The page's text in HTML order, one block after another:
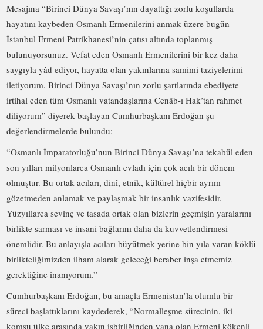
Mesajına “Birinci Dünya Savaşı’nın dayattığı zorlu koşullarda
hayatını kaybeden Osmanlı Ermenilerini anmak üzere bugün
İstanbul Ermeni Patrikhanesi’nin çatısı altında toplanmış
bulunuyorsunuz. Vefat eden Osmanlı Ermenilerini bir kez daha
saygıyla yâd ediyor, hayatta olan yakınlarına samimi taziyelerimi
iletiyorum. Birinci Dünya Savaşı’nın zorlu şartlarında ebediyete
irtihal eden tüm Osmanlı vatandaşlarına Cenâb-ı Hak’tan rahmet
diliyorum” diyerek başlayan Cumhurbaşkanı Erdoğan şu
değerlendirmelerde bulundu:
“Osmanlı İmparatorluğu’nun Birinci Dünya Savaşı’na tekabül eden
son yılları milyonlarca Osmanlı evladı için çok acılı bir dönem
olmuştur. Bu ortak acıları, dinî, etnik, kültürel hiçbir ayrım
gözetmeden anlamak ve paylaşmak bir insanlık vazifesidir.
Yüzyıllarca sevinç ve tasada ortak olan bizlerin geçmişin yaralarını
birlikte sarması ve insani bağlarını daha da kuvvetlendirmesi
önemlidir. Bu anlayışla acıları büyütmek yerine bin yıla varan köklü
birlikteliğimizden ilham alarak geleceği beraber inşa etmemiz
gerektiğine inanıyorum.”
Cumhurbaşkanı Erdoğan, bu amaçla Ermenistan’la olumlu bir
süreci başlattıklarını kaydederek, “Normalleşme sürecinin, iki
komşu ülke arasında yakın işbirliğinden yana olan Ermeni kökenli